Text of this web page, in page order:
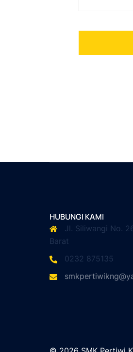
HUBUNGI KAMI
Jl. Siliwangi No.
Barat
0232 875135